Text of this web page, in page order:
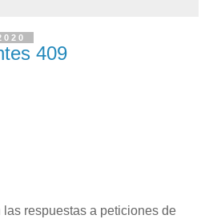
409
respuestas a peticiones de